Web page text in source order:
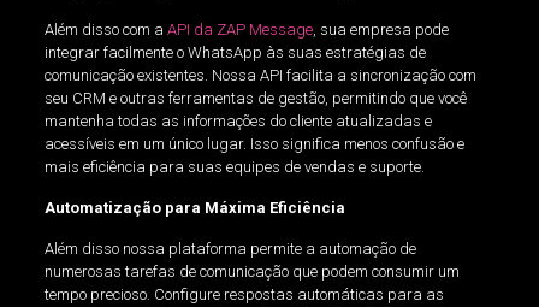
Além disso com a API da ZAP Message, sua empresa pode
integrar facilmente o WhatsApp às suas estratégias de
comunicação existentes. Nossa API facilita a sincronização com
seu CRM e outras ferramentas de gestão, permitindo que você
mantenha todas as informações do cliente atualizadas e
acessíveis em um único lugar. Isso significa menos confusão e
mais eficiência para suas equipes de vendas e suporte.
Automatização para Máxima Eficiência
Além disso nossa plataforma permite a automação de
numerosas tarefas de comunicação que podem consumir um
tempo precioso. Configure respostas automáticas para as